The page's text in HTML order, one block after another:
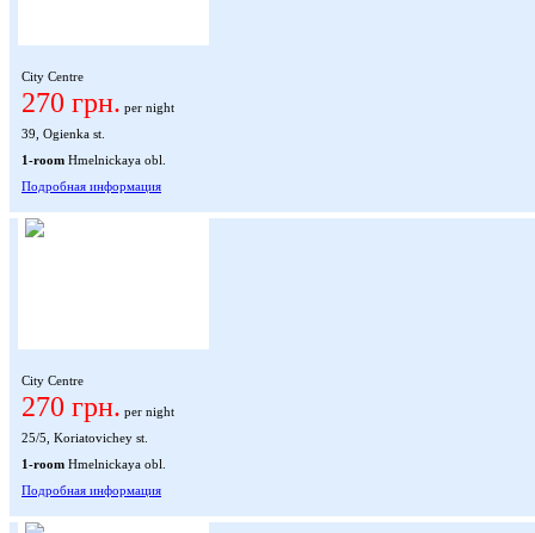
City Centre
270 грн. per night
39, Ogienka st.
1-room Hmelnickaya obl.
Подробная информация
City Centre
270 грн. per night
25/5, Koriatovichey st.
1-room Hmelnickaya obl.
Подробная информация